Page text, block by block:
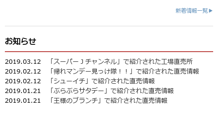
新着情報一覧▶
お知らせ
2019.03.12
「スーパーＪチャンネル」で紹介された工場直売所
2019.02.12
「帰れマンデー見っけ隊！！」で紹介された直売情報
2019.02.12
「シューイチ」で紹介された直売情報
2019.01.21
「ぶらぶらサタデー」で紹介された直売情報
2019.01.21
「王様のブランチ」で紹介された直売情報